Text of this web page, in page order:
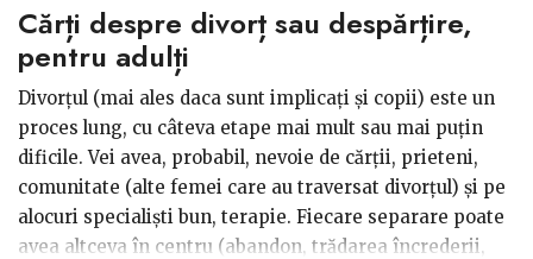
Cărți despre divorț sau despărțire,
pentru adulți
Divorțul (mai ales daca sunt implicați și copii) este un
proces lung, cu câteva etape mai mult sau mai puțin
dificile. Vei avea, probabil, nevoie de cărții, prieteni,
comunitate (alte femei care au traversat divorțul) și pe
alocuri specialiști bun, terapie. Fiecare separare poate
avea altceva în centru (abandon, trădarea încrederii,